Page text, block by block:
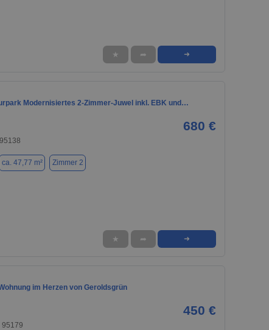
★ ➦ ➜
Modernisiertes 2-Zimmer-Juwel inkl. EBK und…
680 €
ca. 47,77 m² Zimmer 2
★ ➦ ➜
im Herzen von Geroldsgrün
450 €
95179